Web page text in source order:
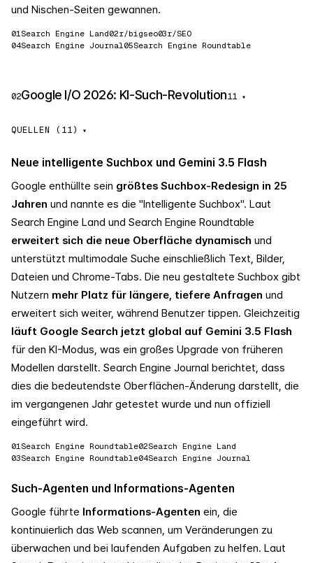
und Nischen-Seiten gewannen.
01Search Engine Land02r/bigseo03r/SEO
04Search Engine Journal05Search Engine Roundtable
02Google I/O 2026: KI-Such-Revolution11 ▾
QUELLEN (11)
Neue intelligente Suchbox und Gemini 3.5 Flash
Google enthüllte sein größtes Suchbox-Redesign in 25
Jahren und nannte es die "Intelligente Suchbox". Laut
Search Engine Land und Search Engine Roundtable
erweitert sich die neue Oberfläche dynamisch und
unterstützt multimodale Suche einschließlich Text, Bilder,
Dateien und Chrome-Tabs. Die neu gestaltete Suchbox gibt
Nutzern mehr Platz für längere, tiefere Anfragen und
erweitert sich weiter, während Benutzer tippen. Gleichzeitig
läuft Google Search jetzt global auf Gemini 3.5 Flash
für den KI-Modus, was ein großes Upgrade von früheren
Modellen darstellt. Search Engine Journal berichtet, dass
dies die bedeutendste Oberflächen-Änderung darstellt, die
im vergangenen Jahr getestet wurde und nun offiziell
eingeführt wird.
01Search Engine Roundtable02Search Engine Land
03Search Engine Roundtable04Search Engine Journal
Such-Agenten und Informations-Agenten
Google führte Informations-Agenten ein, die
kontinuierlich das Web scannen, um Veränderungen zu
überwachen und bei laufenden Aufgaben zu helfen. Laut